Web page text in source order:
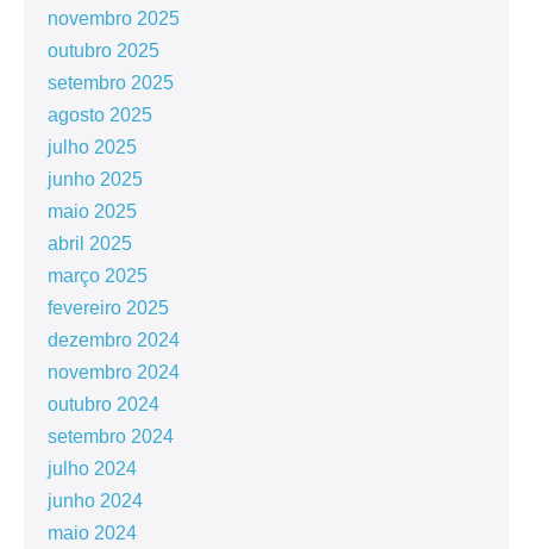
novembro 2025
outubro 2025
setembro 2025
agosto 2025
julho 2025
junho 2025
maio 2025
abril 2025
março 2025
fevereiro 2025
dezembro 2024
novembro 2024
outubro 2024
setembro 2024
julho 2024
junho 2024
maio 2024